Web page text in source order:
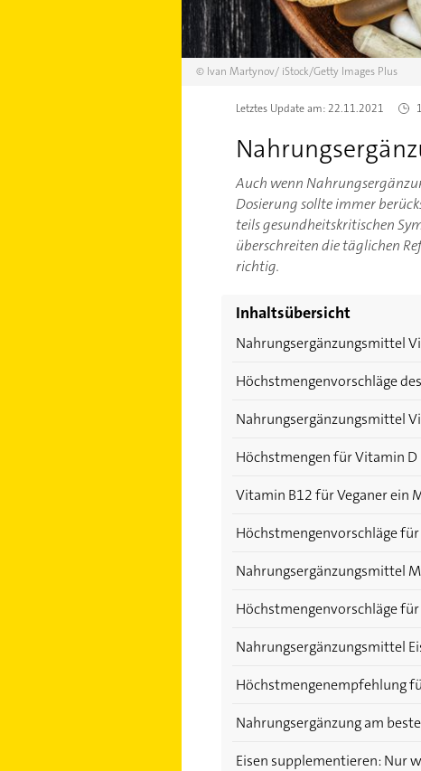
© Ivan Martynov/ iStock/Getty Images Plus
Letztes Update am:22.11.2021
Auch wenn
Dosierung sollte immer
teils gesundheitskritischen
überschreiten die täglichen
richtig.
Inhaltsübersicht
Nahrungsergänzungsmittel
Höchstmengenvorschläge
Nahrungsergänzungsmittel
Höchstmengen für Vitamin D
Vitamin B12 für Veganer ein
Höchstmengenvorschläge
Nahrungsergänzungsmittel
Höchstmengenvorschläge
Nahrungsergänzungsmittel
Höchstmengenempfehlung
Nahrungsergänzung am
Eisen supplementieren: Nur